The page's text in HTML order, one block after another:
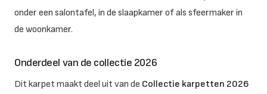
onder een salontafel, in de slaapkamer of als sfeermaker in
de woonkamer.
Onderdeel van de collectie 2026
Dit karpet maakt deel uit van de Collectie karpetten 2026